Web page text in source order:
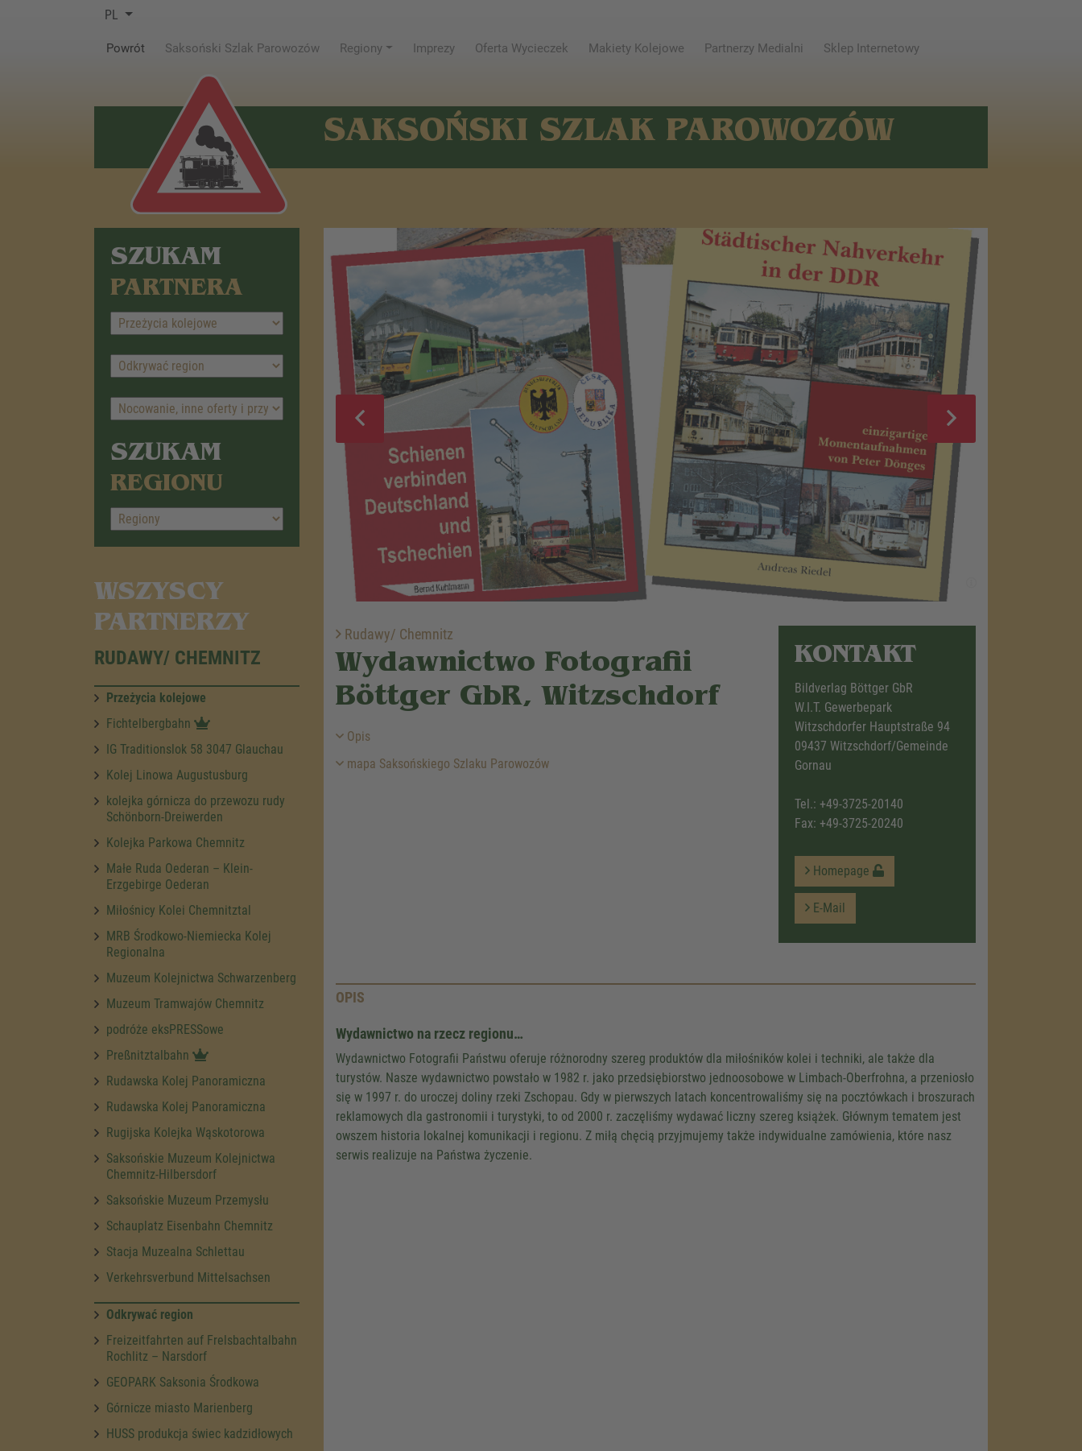
PL
Powrót (current)
Saksoński Szlak Parowozów Regiony Imprezy Oferta Wycieczek Makiety Kolejowe Partnerzy Medialni Sklep Internetowy
SAKSOŃSKI SZLAK PAROWOZÓW
SZUKAM
PARTNERA
SZUKAM
REGIONU
WSZYSCY
PARTNERZY
RUDAWY/ CHEMNITZ
Przeżycia kolejowe
Fichtelbergbahn
IG Traditionslok 58 3047 Glauchau
Kolej Linowa Augustusburg
kolejka górnicza do przewozu rudy
Schönborn-Dreiwerden
Kolejka Parkowa Chemnitz
Małe Ruda Oederan – Klein-
Erzgebirge Oederan
Miłośnicy Kolei Chemnitztal
MRB Środkowo-Niemiecka Kolej
Regionalna
Muzeum Kolejnictwa Schwarzenberg
Muzeum Tramwajów Chemnitz
podróże eksPRESSowe
Preßnitztalbahn
Rudawska Kolej Panoramiczna
Rudawska Kolej Panoramiczna
Rugijska Kolejka Wąskotorowa
Saksońskie Muzeum Kolejnictwa
Chemnitz-Hilbersdorf
Saksońskie Muzeum Przemysłu
Schauplatz Eisenbahn Chemnitz
Stacja Muzealna Schlettau
Verkehrsverbund Mittelsachsen
Odkrywać region
Freizeitfahrten auf Frelsbachtalbahn
Rochlitz – Narsdorf
GEOPARK Saksonia Środkowa
Górnicze miasto Marienberg
HUSS produkcja świec kadzidłowych
Rudawy/ Chemnitz
Wydawnictwo Fotografii
Böttger GbR, Witzschdorf
Opis
mapa Saksońskiego Szlaku Parowozów
KONTAKT
Bildverlag Böttger GbR
W.I.T. Gewerbepark
Witzschdorfer Hauptstraße 94
09437 Witzschdorf/Gemeinde
Gornau
Tel.: +49-3725-20140
Fax: +49-3725-20240
Homepage
E-Mail
OPIS
Wydawnictwo na rzecz regionu…
Wydawnictwo Fotografii Państwu oferuje różnorodny szereg produktów dla miłośników kolei i techniki, ale także dla
turystów. Nasze wydawnictwo powstało w 1982 r. jako przedsiębiorstwo jednoosobowe w Limbach-Oberfrohna, a przeniosło
się w 1997 r. do uroczej doliny rzeki Zschopau. Gdy w pierwszych latach koncentrowaliśmy się na pocztówkach i broszurach
reklamowych dla gastronomii i turystyki, to od 2000 r. zaczęliśmy wydawać liczny szereg książek. Głównym tematem jest
owszem historia lokalnej komunikacji i regionu. Z miłą chęcią przyjmujemy także indywidualne zamówienia, które nasz
serwis realizuje na Państwa życzenie.
to see this map.
Accept
Powered byUsercentrics Consent
Management.eRecht24